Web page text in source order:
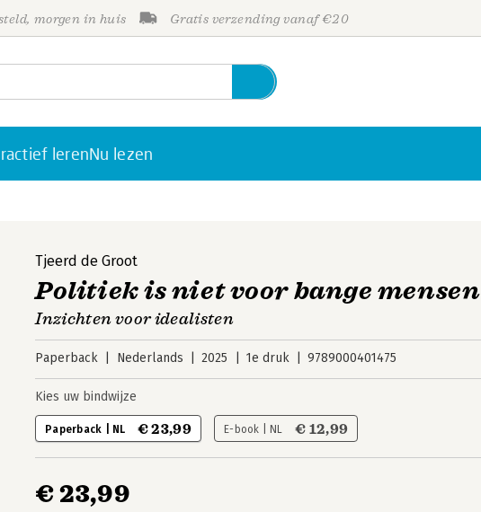
morgen in huis Gratis verzending vanaf €20
lerenNu lezen
Tjeerd de Groot
Politiek is niet voor bange mensen
Inzichten voor idealisten
Paperback Nederlands 2025 1e druk 9789000401475
Kies uw bindwijze
Paperback | NL € 23,99 E-book | NL € 12,99
€ 23,99
Personen